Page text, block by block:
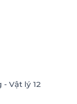
Vật lý 12